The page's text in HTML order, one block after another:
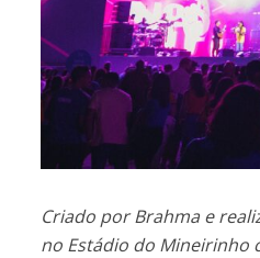
Criado por Brahma e
no Estádio do Mineirinho